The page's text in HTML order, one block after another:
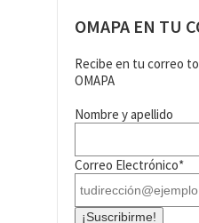
OMAPA EN TU
Recibe en tu correo
OMAPA
Nombre y apellido
Correo Electrónico*